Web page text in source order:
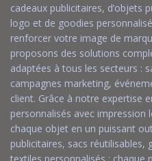
cadeaux publicitaires, d’objets
logo et de goodies
renforcer votre image de
proposons des solutions
adaptées à tous les secteurs :
campagnes marketing,
client. Grâce à notre expertise
personnalisés avec
chaque objet en un puissant
publicitaires, sacs réutilisables,